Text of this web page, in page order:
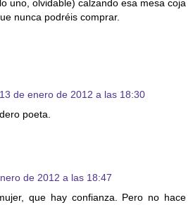
uno, olvidable) calzando esa mesa coja
nunca podréis comprar.
13 de enero de 2012 a las 18:30
poeta.
de 2012 a las 18:47
que hay confianza. Pero no hace